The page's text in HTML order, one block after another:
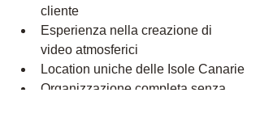
cliente
Esperienza nella creazione di
video atmosferici
Location uniche delle Isole Canarie
Organizzazione completa senza